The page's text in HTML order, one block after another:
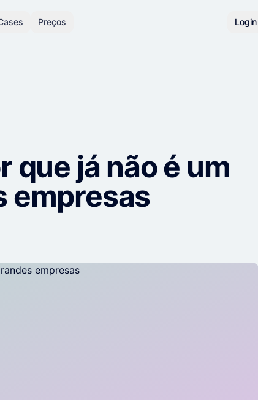
Preços Login
que já não é um
empresas